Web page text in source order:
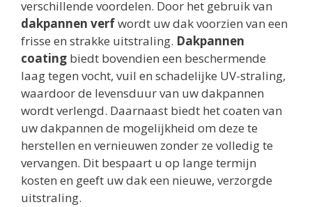
verschillende voordelen. Door het gebruik van
dakpannen verfwordt uw dak voorzien van een
frisse en strakke uitstraling. Dakpannen
coating biedt bovendien een beschermende
laag tegen vocht, vuil en schadelijke UV-straling,
waardoor de levensduur van uw dakpannen
wordt verlengd. Daarnaast biedt het coaten van
uw dakpannen de mogelijkheid om deze te
herstellen en vernieuwen zonder ze volledig te
vervangen. Dit bespaart u op lange termijn
kosten en geeft uw dak een nieuwe, verzorgde
uitstraling.